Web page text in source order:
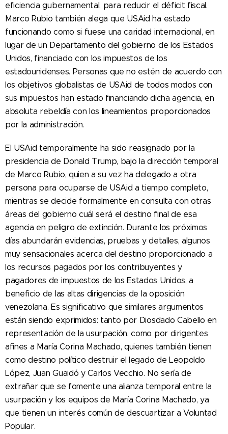
eficiencia gubernamental, para reducir el déficit fiscal.
Marco Rubio también alega que USAid ha estado
funcionando como si fuese una caridad internacional, en
lugar de un Departamento del gobierno de los Estados
Unidos, financiado con los impuestos de los
estadounidenses. Personas que no estén de acuerdo con
los objetivos globalistas de USAid de todos modos con
sus impuestos han estado financiando dicha agencia, en
absoluta rebeldía con los lineamientos proporcionados
por la administración.
El USAid temporalmente ha sido reasignado por la
presidencia de Donald Trump, bajo la dirección temporal
de Marco Rubio, quien a su vez ha delegado a otra
persona para ocuparse de USAid a tiempo completo,
mientras se decide formalmente en consulta con otras
áreas del gobierno cuál será el destino final de esa
agencia en peligro de extinción. Durante los próximos
días abundarán evidencias, pruebas y detalles, algunos
muy sensacionales acerca del destino proporcionado a
los recursos pagados por los contribuyentes y
pagadores de impuestos de los Estados Unidos, a
beneficio de las altas dirigencias de la oposición
venezolana. Es significativo que similares argumentos
están siendo exprimidos: tanto por Diosdado Cabello en
representación de la usurpación, como por dirigentes
afines a María Corina Machado, quienes también tienen
como destino político destruir el legado de Leopoldo
López, Juan Guaidó y Carlos Vecchio. No sería de
extrañar que se fomente una alianza temporal entre la
usurpación y los equipos de María Corina Machado, ya
que tienen un interés común de descuartizar a Voluntad
Popular.